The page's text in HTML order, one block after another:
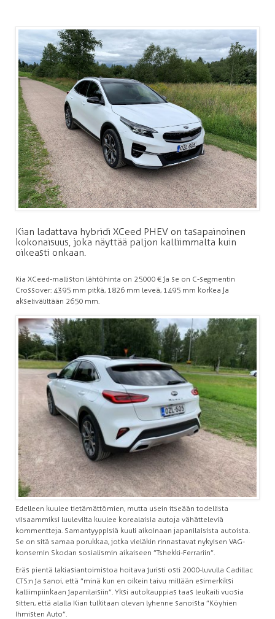
Kian ladattava hybridi XCeed PHEV on tasapainoinen
kokonaisuus, joka näyttää paljon kalliimmalta kuin
oikeasti onkaan.
Kia XCeed-malliston lähtöhinta on 25 000 € ja se on C-segmentin
Crossover: 4395 mm pitkä, 1826 mm leveä, 1495 mm korkea ja
akseliväliltään 2650 mm.
Edelleen kuulee tietämättömien, mutta usein itseään todellista
viisaammiksi luulevilta kuulee korealaisia autoja vähätteleviä
kommentteja. Samantyyppisiä kuuli aikoinaan japanilaisista autoista.
Se on sitä samaa porukkaa, jotka vieläkin rinnastavat nykyisen VAG-
konsernin Skodan sosialismin aikaiseen ”Tshekki-Ferrariin”.
Eräs pientä lakiasiantoimistoa hoitava juristi osti 2000-luvulla Cadillac
CTS:n ja sanoi, että ”minä kun en oikein taivu millään esimerkiksi
kalliimpiinkaan japanilaisiin”. Yksi autokauppias taas leukaili vuosia
sitten, että alalla Kian tulkitaan olevan lyhenne sanoista ”Köyhien
Ihmisten Auto”.